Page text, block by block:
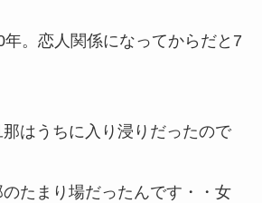
年。恋人関係になってからだと7
はうちに入り浸りだったので
のたまり場だったんです・・女